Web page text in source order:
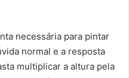
necessária para pintar
normal e a resposta
multiplicar a altura pela